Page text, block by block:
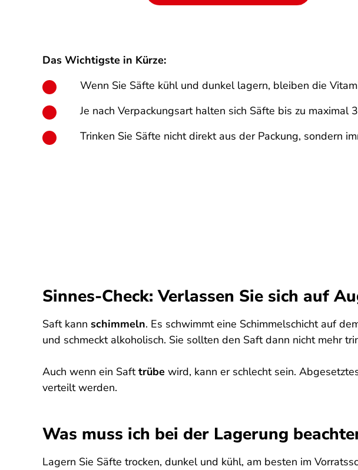
Das Wichtigste in Kürze:
Wenn Sie Säfte kühl und dunkel lagern, bleiben die
Je nach Verpackungsart halten sich Säfte bis zu maximal
Trinken Sie Säfte nicht direkt aus der Packung, sondern
Sinnes-Check: Verlassen Sie sich auf
Saft kann schimmeln. Es schwimmt eine Schimmelschicht auf
und schmeckt alkoholisch. Sie sollten den Saft dann nicht mehr
Auch wenn ein Safttrübe wird, kann er schlecht sein.
verteilt werden.
Was muss ich bei der Lagerung
Lagern Sie Säfte trocken, dunkel und kühl, am besten im